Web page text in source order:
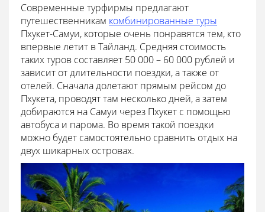
Современные турфирмы предлагают
путешественникам комбинированные туры
Пхукет-Самуи, которые очень понравятся тем, кто
впервые летит в Тайланд. Средняя стоимость
таких туров составляет 50 000 – 60 000 рублей и
зависит от длительности поездки, а также от
отелей. Сначала долетают прямым рейсом до
Пхукета, проводят там несколько дней, а затем
добираются на Самуи через Пхукет с помощью
автобуса и парома. Во время такой поездки
можно будет самостоятельно сравнить отдых на
двух шикарных островах.